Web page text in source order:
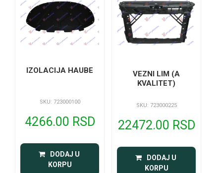
IZOLACIJA HAUBE
SKU: 723000100
4266.00 RSD
DODAJ U
KORPU
VEZNI LIM (A
KVALITET)
SKU: 723000225
22472.00 RSD
DODAJ U
KORPU